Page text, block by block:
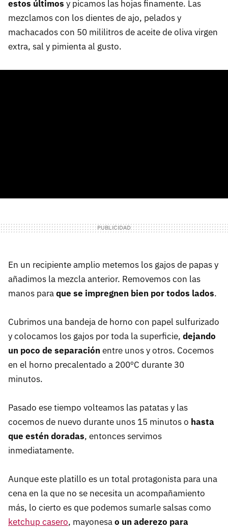
estos últimos y picamos las hojas finamente. Las
mezclamos con los dientes de ajo, pelados y
machacados con 50 mililitros de aceite de oliva virgen
extra, sal y pimienta al gusto.
En un recipiente amplio metemos los gajos de papas y
añadimos la mezcla anterior. Removemos con las
manos paraque se impregnen bien por todos lados.
Cubrimos una bandeja de horno con papel sulfurizado
y colocamos los gajos por toda la superficie, dejando
un poco de separación entre unos y otros. Cocemos
en el horno precalentado a 200ºC durante 30
minutos.
Pasado ese tiempo volteamos las patatas y las
cocemos de nuevo durante unos 15 minutos o hasta
que estén doradas, entonces servimos
inmediatamente.
Aunque este platillo es un total protagonista para una
cena en la que no se necesita un acompañamiento
más, lo cierto es que podemos sumarle salsas como
ketchup casero, mayonesao un aderezo para